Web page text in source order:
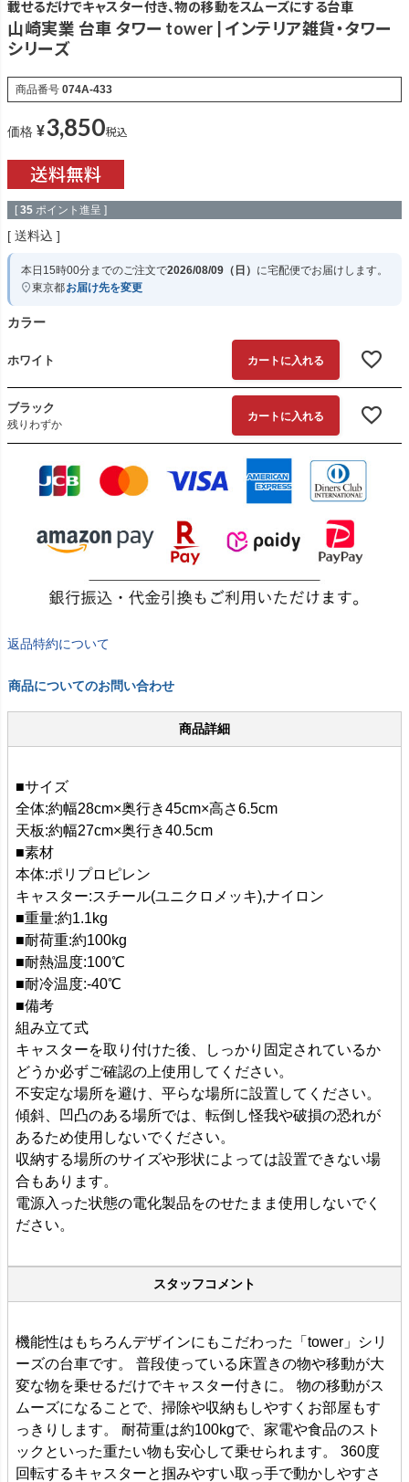
載せるだけでキャスター付き、物の移動をスムーズにする台車
山崎実業 台車 タワー tower | インテリア雑貨・タワー
シリーズ
商品番号 074A-433
価格 ¥3,850税込
[ 35 ポイント進呈 ]
送料込
本日 15時00分までのご注文で2026/08/09（日） に宅配便でお届けします。
東京都お届け先を変更
カラー
ホワイト カートに入れる
ブラック
残りわずか
カートに入れる
返品特約について
商品についてのお問い合わせ
商品詳細
■サイズ
全体:約幅28cm×奥行き45cm×高さ6.5cm
天板:約幅27cm×奥行き40.5cm
■素材
本体:ポリプロピレン
キャスター:スチール(ユニクロメッキ),ナイロン
■重量:約1.1kg
■耐荷重:約100kg
■耐熱温度:100℃
■耐冷温度:-40℃
■備考
組み立て式
キャスターを取り付けた後、しっかり固定されているか
どうか必ずご確認の上使用してください。
不安定な場所を避け、平らな場所に設置してください。
傾斜、凹凸のある場所では、転倒し怪我や破損の恐れが
あるため使用しないでください。
収納する場所のサイズや形状によっては設置できない場
合もあります。
電源入った状態の電化製品をのせたまま使用しないでく
ださい。
スタッフコメント
機能性はもちろんデザインにもこだわった「tower」シリ
ーズの台車です。 普段使っている床置きの物や移動が大
変な物を乗せるだけでキャスター付きに。 物の移動がス
ムーズになることで、掃除や収納もしやすくお部屋もす
っきりします。 耐荷重は約100kgで、家電や食品のスト
ックといった重たい物も安心して乗せられます。 360度
回転するキャスターと掴みやすい取っ手で動かしやすさ